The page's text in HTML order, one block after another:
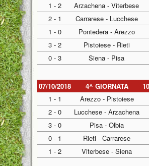
1 - 2
Arzachena - Viterbese
2 - 1
Carrarese - Lucchese
1 - 0
Pontedera - Arezzo
3 - 2
Pistoiese - Rieti
0 - 3
Siena - Pisa
07/10/2018 4^ GIORNATA
1 - 1
Arezzo - Pistoiese
2 - 0
Lucchese - Arzachena
3 - 0
Pisa - Olbia
0 - 1
Rieti - Carrarese
1 - 2
Viterbese - Siena